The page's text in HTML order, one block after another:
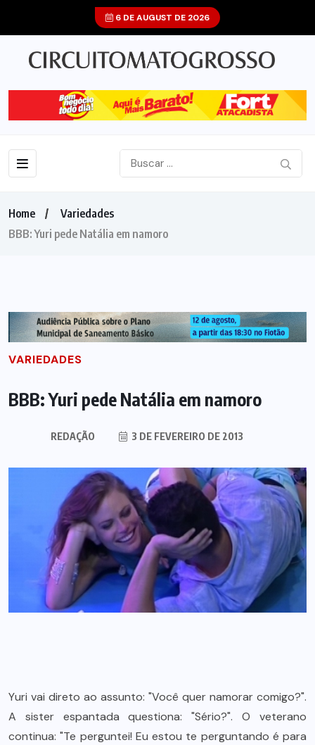
6 DE AUGUST DE 2026
Home
Variedades
BBB: Yuri pede Natália em namoro
VARIEDADES
BBB: Yuri pede Natália em namoro
REDAÇÃO 3 DE FEVEREIRO DE 2013
Yuri vai direto ao assunto: "Você quer namorar comigo?".
A sister espantada questiona: "Sério?". O veterano
continua: "Te perguntei! Eu estou te perguntando é para